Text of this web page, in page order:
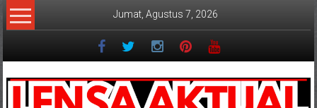
Lompat
ke
Jumat, Agustus 7, 2026